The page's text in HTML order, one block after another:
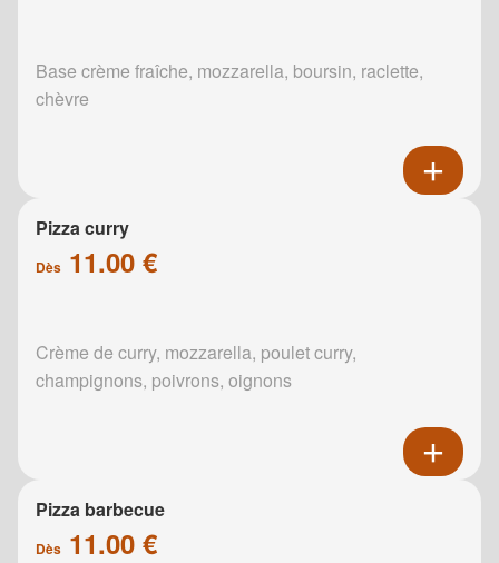
Base crème fraîche, mozzarella, boursin, raclette,
chèvre
Pizza curry
Dès 11.00 €
Crème de curry, mozzarella, poulet curry,
champignons, poivrons, oignons
Pizza barbecue
Dès 11.00 €